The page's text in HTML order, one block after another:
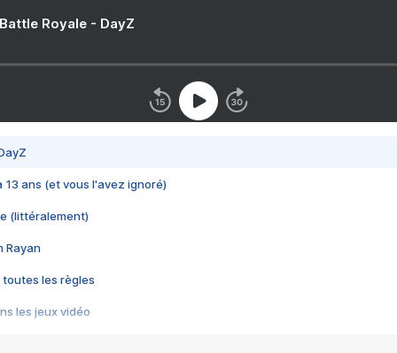
Royale - DayZ
13 ans (et vous l'avez ignoré)
(littéralement)
Rayan
toutes les règles
les jeux vidéo